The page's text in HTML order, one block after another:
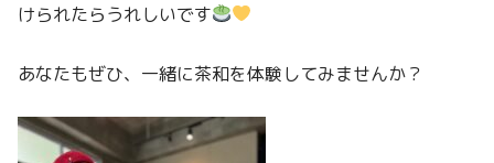
けられたらうれしいです
あなたもぜひ、一緒に茶和を体験してみませんか？